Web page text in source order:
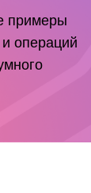
примеры
операций